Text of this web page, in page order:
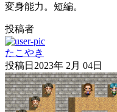
変身能力。短編。
投稿者
たこやき
投稿日 2023年 2月 04日